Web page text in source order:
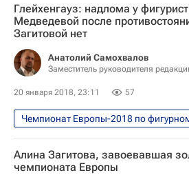
Илья Авербух
Чемпионат Европы по фигурному
Алина Загитова
Глейхенгауз: надлома у
Медведевой после
Загитовой нет
Анатолий Самохвалов
Заместитель руководителя
20 января 2018, 23:11 57
Фигурное катание
Спорт
Даниил Глейхенгауз
Алина Загитова, завоевавшая
чемпионата Европы